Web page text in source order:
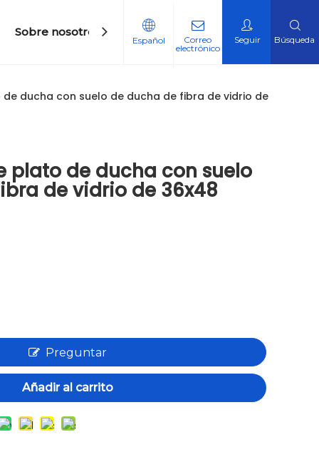
Sobre nosotros Contáctenos
Español
Correo
electrónico
Seguir Búsqueda
ducha con suelo de ducha de fibra de vidrio de
plato de ducha con suelo
de vidrio de 36x48
Preguntar
Añadir al carrito